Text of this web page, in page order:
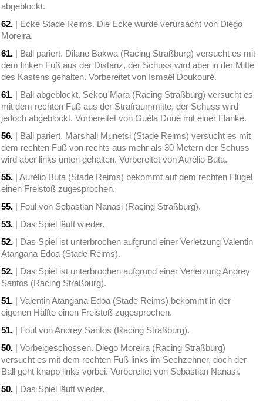
abgeblockt.
62. | Ecke Stade Reims. Die Ecke wurde verursacht von Diego
Moreira.
61. | Ball pariert. Dilane Bakwa (Racing Straßburg) versucht es mit
dem linken Fuß aus der Distanz, der Schuss wird aber in der Mitte
des Kastens gehalten. Vorbereitet von Ismaël Doukouré.
61. | Ball abgeblockt. Sékou Mara (Racing Straßburg) versucht es
mit dem rechten Fuß aus der Strafraummitte, der Schuss wird
jedoch abgeblockt. Vorbereitet von Guéla Doué mit einer Flanke.
56. | Ball pariert. Marshall Munetsi (Stade Reims) versucht es mit
dem rechten Fuß von rechts aus mehr als 30 Metern der Schuss
wird aber links unten gehalten. Vorbereitet von Aurélio Buta.
55. | Aurélio Buta (Stade Reims) bekommt auf dem rechten Flügel
einen Freistoß zugesprochen.
55. | Foul von Sebastian Nanasi (Racing Straßburg).
53. | Das Spiel läuft wieder.
52. | Das Spiel ist unterbrochen aufgrund einer Verletzung Valentin
Atangana Edoa (Stade Reims).
52. | Das Spiel ist unterbrochen aufgrund einer Verletzung Andrey
Santos (Racing Straßburg).
51. | Valentin Atangana Edoa (Stade Reims) bekommt in der
eigenen Hälfte einen Freistoß zugesprochen.
51. | Foul von Andrey Santos (Racing Straßburg).
50. | Vorbeigeschossen. Diego Moreira (Racing Straßburg)
versucht es mit dem rechten Fuß links im Sechzehner, doch der
Ball geht knapp links vorbei. Vorbereitet von Sebastian Nanasi.
50. | Das Spiel läuft wieder.